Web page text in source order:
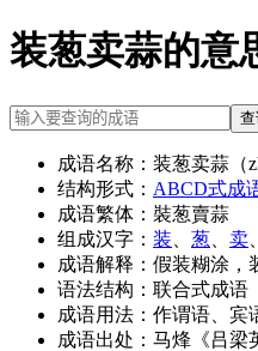
装葱卖蒜的意
查
成语名称： 装葱卖蒜（
结构形式： ABCD式成
成语繁体： 裝葱賣蒜
组成汉字： 装 葱 卖
成语解释： 假装糊涂，
语法结构： 联合式成语
成语用法： 作谓语、宾
成语出处： 马烽《吕梁